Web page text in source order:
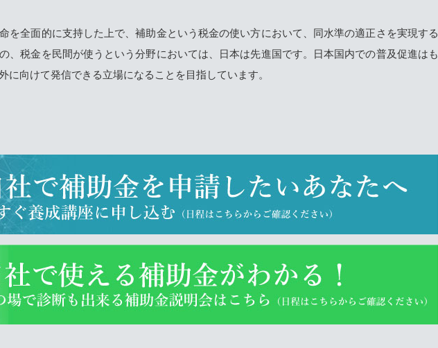
を全面的に支持した上で、補助金という税金の使い方において、同水準の適正さを実現する
、税金を民間が使うという分野においては、日本は先進国です。日本国内での普及促進はも
に向けて発信できる立場になることを目指しています。